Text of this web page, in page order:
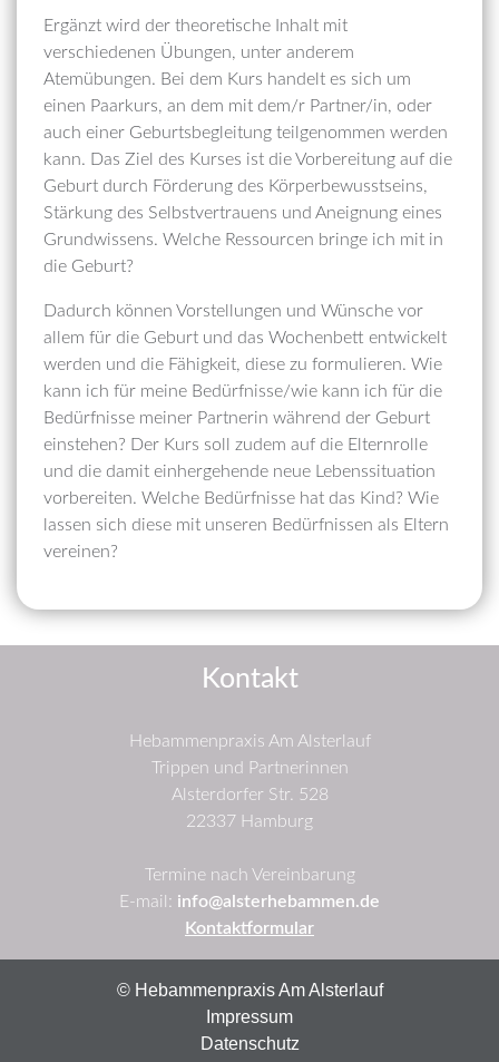
Ergänzt wird der theoretische Inhalt mit
verschiedenen Übungen, unter anderem
Atemübungen. Bei dem Kurs handelt es sich um
einen Paarkurs, an dem mit dem/r Partner/in, oder
auch einer Geburtsbegleitung teilgenommen werden
kann. Das Ziel des Kurses ist die Vorbereitung auf die
Geburt durch Förderung des Körperbewusstseins,
Stärkung des Selbstvertrauens und Aneignung eines
Grundwissens. Welche Ressourcen bringe ich mit in
die Geburt?
Dadurch können Vorstellungen und Wünsche vor
allem für die Geburt und das Wochenbett entwickelt
werden und die Fähigkeit, diese zu formulieren. Wie
kann ich für meine Bedürfnisse/wie kann ich für die
Bedürfnisse meiner Partnerin während der Geburt
einstehen? Der Kurs soll zudem auf die Elternrolle
und die damit einhergehende neue Lebenssituation
vorbereiten. Welche Bedürfnisse hat das Kind? Wie
lassen sich diese mit unseren Bedürfnissen als Eltern
vereinen?
Kontakt
Hebammenpraxis Am Alsterlauf
Trippen und Partnerinnen
Alsterdorfer Str. 528
22337 Hamburg
Termine nach Vereinbarung
E-mail: info@alsterhebammen.de
Kontaktformular
© Hebammenpraxis Am Alsterlauf
Impressum
Datenschutz